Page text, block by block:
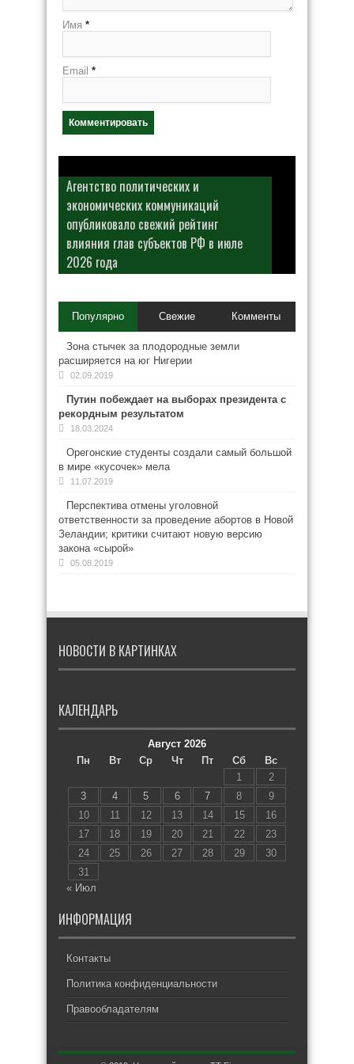
Имя *
Email *
Агентство политических и
экономических коммуникаций
опубликовало свежий рейтинг
влияния глав субъектов РФ в июле
2026 года
Популярно Свежие Комменты
Зона стычек за плодородные земли
расширяется на юг Нигерии
02.09.2019
Путин побеждает на выборах президента с
рекордным результатом
18.03.2024
Орегонские студенты создали самый большой
в мире «кусочек» мела
11.07.2019
Перспектива отмены уголовной
ответственности за проведение абортов в Новой
Зеландии; критики считают новую версию
закона «сырой»
05.08.2019
НОВОСТИ В КАРТИНКАХ
КАЛЕНДАРЬ
Август 2026
Пн
Вт Ср Чт Пт Сб
Вс
1
2
3
4 5 6 7 8
9
10
11 12 13 14 15
16
17
18 19 20 21 22
23
24
25 26 27 28 29
30
31
« Июл
ИНФОРМАЦИЯ
Контакты
Политика конфиденциальности
Правообладателям